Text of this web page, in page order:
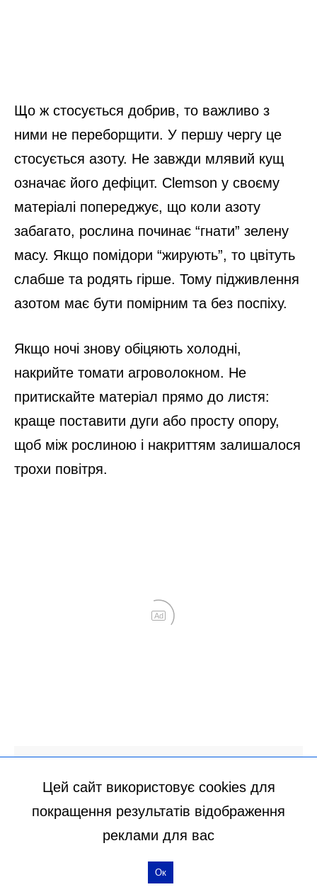
Цей сайт використовує cookies для
покращення результатів відображення
реклами для вас
Ок